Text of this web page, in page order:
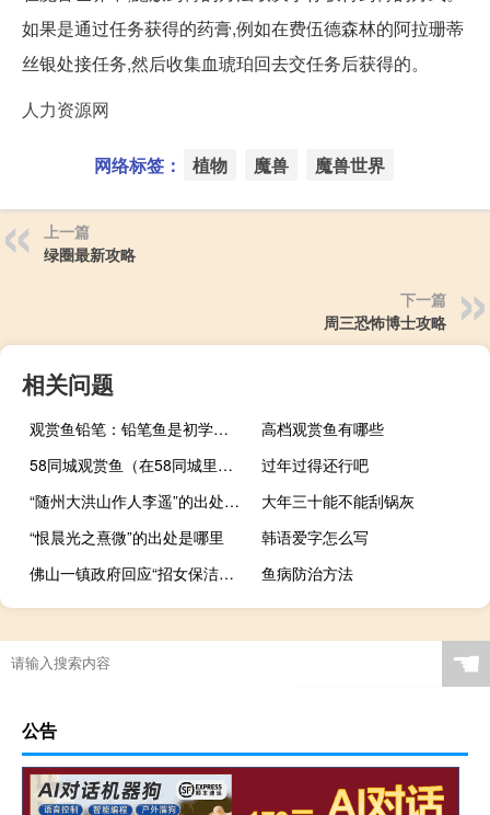
如果是通过任务获得的药膏,例如在费伍德森林的阿拉珊蒂
丝银处接任务,然后收集血琥珀回去交任务后获得的。
人力资源网
网络标签： 植物 魔兽 魔兽世界
上一篇
绿圈最新攻略
下一篇
周三恐怖博士攻略
相关问题
观赏鱼铅笔：铅笔鱼是初学者比较容易饲养的观赏鱼
高档观赏鱼有哪些
58同城观赏鱼（在58同城里在线购买观赏鱼靠谱吗？）
过年过得还行吧
“随州大洪山作人李遥”的出处是哪里
大年三十能不能刮锅灰
“恨晨光之熹微”的出处是哪里
韩语爱字怎么写
佛山一镇政府回应“招女保洁要求35岁以下”：考虑不周已更正 到底什么情况呢
鱼病防治方法
水族铜鼓舞
总资产收益率计算公式
“寥廓秋云薄”的出处是哪里
☚
公告